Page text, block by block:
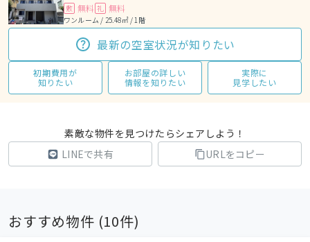
敷 無料 礼 無料
ワンルーム / 25.48㎡ / 1階
最新の空室状況が知りたい
初期費用が
知りたい
お部屋の詳しい
情報を知りたい
実際に
見学したい
素敵な物件を見つけたらシェアしよう！
LINEで共有
URLをコピー
おすすめ物件 (10件)